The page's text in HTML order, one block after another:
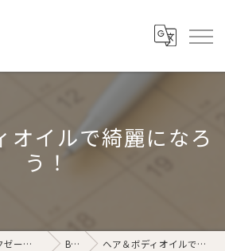
オイルで綺麗になろ
う！
新潟県新潟市のリラクゼーションならSukhairo Blog ヘア＆ボディオイルで綺麗になろう！